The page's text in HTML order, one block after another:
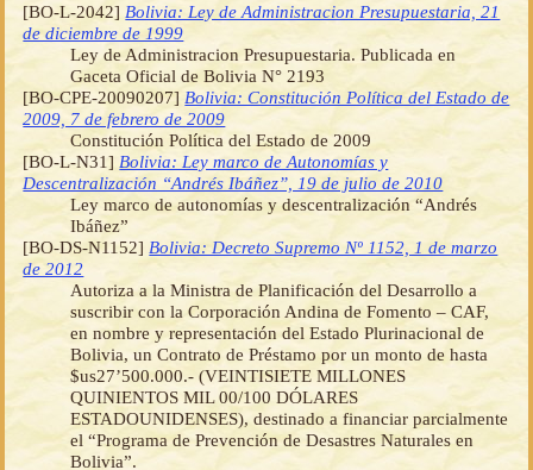
[BO-L-2042]Bolivia: Ley de Administracion Presupuestaria, 21
de diciembre de 1999
Ley de Administracion Presupuestaria. Publicada en
Gaceta Oficial de Bolivia N° 2193
[BO-CPE-20090207]Bolivia: Constitución Política del Estado de
2009, 7 de febrero de 2009
Constitución Política del Estado de 2009
[BO-L-N31]Bolivia: Ley marco de Autonomías y
Descentralización “Andrés Ibáñez”, 19 de julio de 2010
Ley marco de autonomías y descentralización “Andrés
Ibáñez”
[BO-DS-N1152]Bolivia: Decreto Supremo Nº 1152, 1 de marzo
de 2012
Autoriza a la Ministra de Planificación del Desarrollo a
suscribir con la Corporación Andina de Fomento – CAF,
en nombre y representación del Estado Plurinacional de
Bolivia, un Contrato de Préstamo por un monto de hasta
$us27’500.000.- (VEINTISIETE MILLONES
QUINIENTOS MIL 00/100 DÓLARES
ESTADOUNIDENSES), destinado a financiar parcialmente
el “Programa de Prevención de Desastres Naturales en
Bolivia”.